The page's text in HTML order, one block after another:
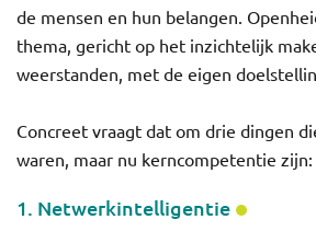
de mensen en hun belangen.
thema, gericht op het inzichtelijk
weerstanden, met de eigen
Concreet vraagt dat om drie dingen
waren, maar nu kerncompetentie zijn:
1. Netwerkintelligentie